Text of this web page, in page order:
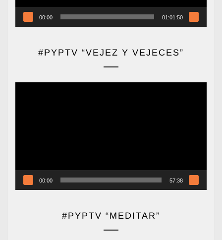
00:00 01:01:50
#PYPTV “VEJEZ Y VEJECES”
00:00 57:38
#PYPTV “MEDITAR”